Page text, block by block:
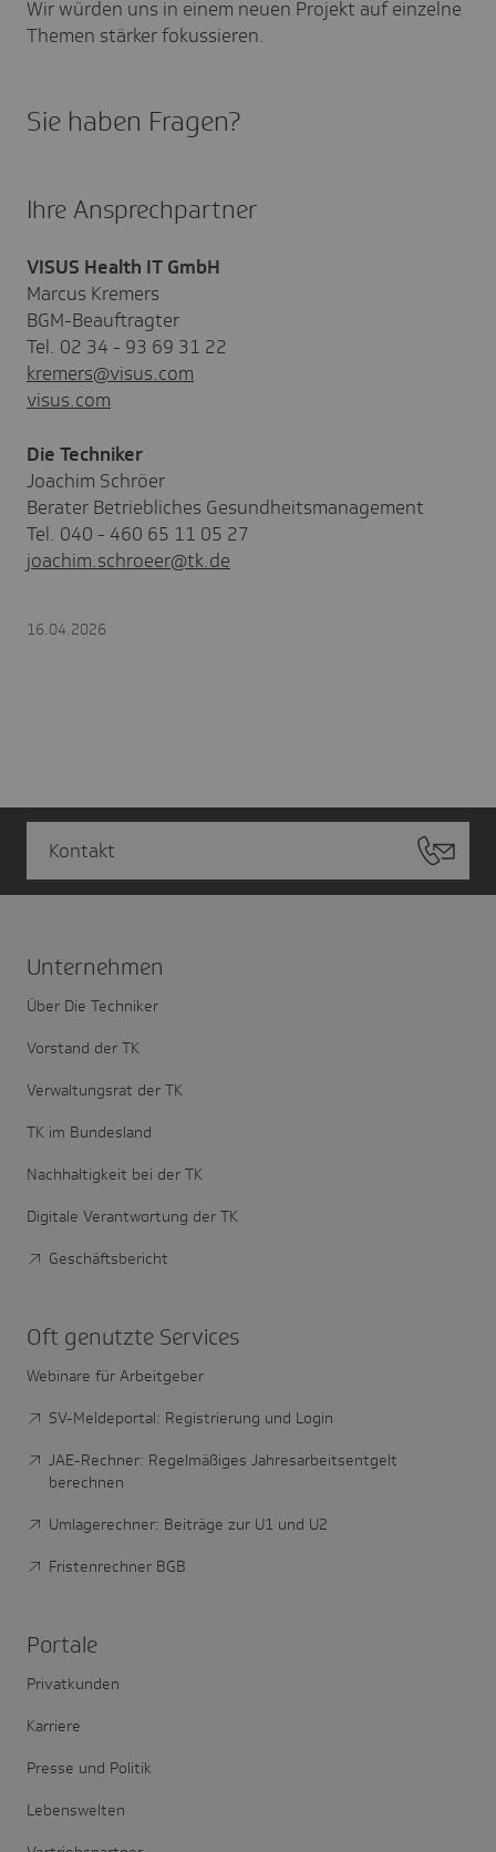
Wir würden uns in einem neuen Projekt auf einzelne
Themen stärker fokussieren.
Sie haben Fragen?
Ihre Ansprechpartner
VISUS Health IT GmbH
Marcus Kremers
BGM-Beauftragter
Tel. 02 34 - 93 69 31 22
kremers@visus.com
visus.com
Die Techniker
Joachim Schröer
Berater Betriebliches Gesundheitsmanagement
Tel. 040 - 460 65 11 05 27
joachim.schroeer@tk.de
16.04.2026
Kontakt
Unter­nehmen
Über Die Techniker
Vorstand der TK
Verwaltungsrat der TK
TK im Bundesland
Nachhaltigkeit bei der TK
Digitale Verantwortung der TK
Geschäftsbericht
Oft genutzte Services
Webinare für Arbeitgeber
SV-Meldeportal: Registrierung und Login
JAE-Rechner: Regelmäßiges Jahresarbeitsentgelt
berechnen
Umlagerechner: Beiträge zur U1 und U2
Fristenrechner BGB
Portale
Privatkunden
Karriere
Presse und Politik
Lebenswelten